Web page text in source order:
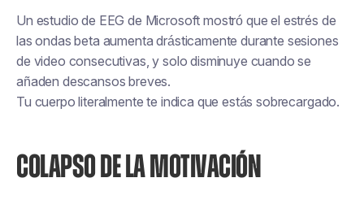
Un estudio de EEG de Microsoft mostró que el estrés de
las ondas beta aumenta drásticamente durante sesiones
de video consecutivas, y solo disminuye cuando se
añaden descansos breves.
Tu cuerpo literalmente te indica que estás sobrecargado.
COLAPSO DE LA MOTIVACIÓN